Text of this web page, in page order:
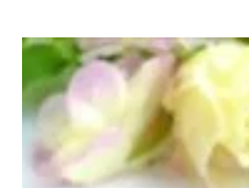
и
Мотылек
5х3
см,
цена